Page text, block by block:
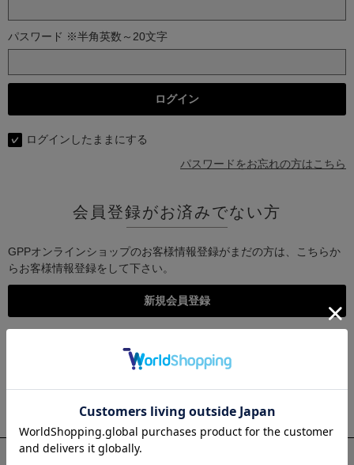
パスワード ※半角英数～20文字
ログインしたままにする
パスワードをお忘れの方はこちら
会員登録がお済みでない方
GPPオンラインショップのお客様情報登録がまだの方は、こちらか
らお客様情報登録をして下さい。
こちらは個人様向けのページとなります。法人のお客様のログイ
法人のお客さまはこちら